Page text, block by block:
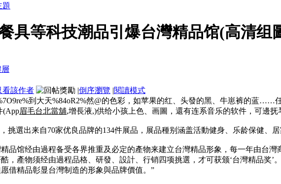
具等科技潮品引爆台灣精品馆(高清组
看該作者 |倒序瀏覽 |閱讀模式
到大天%84oR2%然@的色彩，如苹果的红、头發的黑、牛崽裤的蓝
(App眉毛台北當舖,增長液,)供给小孩上色、画圖，還有连系音乐的软件，可邊抚
挑選出来自70家优良品牌的134件展品，展品種别涵盖活動健身、乐龄保健、
品馆经由過程备受各界推重及必定的產物来建立台灣精品形象，每一年由台灣
，產物须经由過程品格、研發、設計、行销四项挑選，才可获颁‘台灣精品奖
借精品彰显台灣制造的形象與品牌價值。”